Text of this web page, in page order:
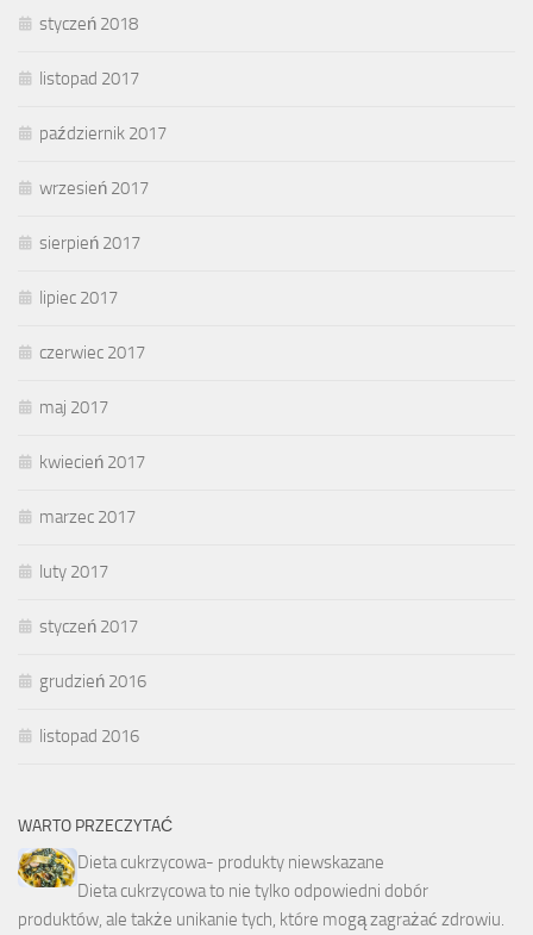
styczeń 2018
listopad 2017
październik 2017
wrzesień 2017
sierpień 2017
lipiec 2017
czerwiec 2017
maj 2017
kwiecień 2017
marzec 2017
luty 2017
styczeń 2017
grudzień 2016
listopad 2016
WARTO PRZECZYTAĆ
Dieta cukrzycowa- produkty niewskazane
Dieta cukrzycowa to nie tylko odpowiedni dobór
produktów, ale także unikanie tych, które mogą zagrażać zdrowiu.